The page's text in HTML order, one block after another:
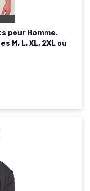
pour Homme,
M, L, XL, 2XL ou